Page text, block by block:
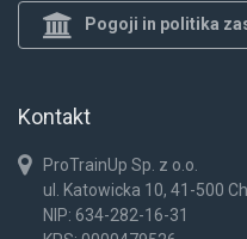
Kontakt
ProTrainUp Sp. z o.o.
ul. Katowicka 10, 41-500
NIP: 634-282-16-31